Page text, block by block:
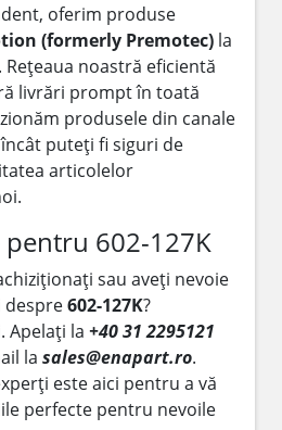
oferim produse
(formerly Premotec) la
noastră eficientă
livrări prompt în toată
produsele din canale
puteți fi siguri de
articolelor
602-127K
sau aveți nevoie
despre602-127K?
Apelați la +40 31 2295121
la sales@enapart.ro.
este aici pentru a vă
perfecte pentru nevoile